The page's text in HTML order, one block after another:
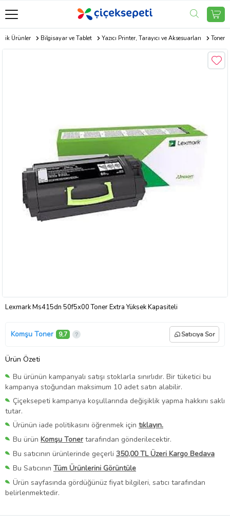
Ürünler Bilgisayar ve Tablet Yazıcı Printer, Tarayıcı ve Aksesuarları Toner
Lexmark Ms415dn 50f5x00 Toner Extra Yüksek Kapasiteli
Komşu Toner 9,7 Satıcıya Sor
Ürün Özeti
Bu ürünün kampanyalı satışı stoklarla sınırlıdır. Bir tüketici bu
kampanya stoğundan maksimum 10 adet satın alabilir.
Çiçeksepeti kampanya koşullarında değişiklik yapma hakkını saklı
tutar.
Ürünün iade politikasını öğrenmek için tıklayın.
Bu ürün Komşu Toner tarafından gönderilecektir.
Bu satıcının ürünlerinde geçerli 350,00 TL Üzeri Kargo Bedava
Bu Satıcının Tüm Ürünlerini Görüntüle
Ürün sayfasında gördüğünüz fiyat bilgileri, satıcı tarafından
belirlenmektedir.